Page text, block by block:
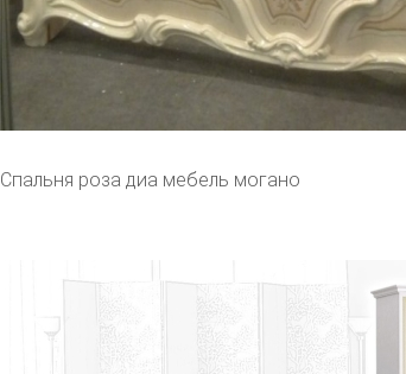
Спальня роза диа мебель могано